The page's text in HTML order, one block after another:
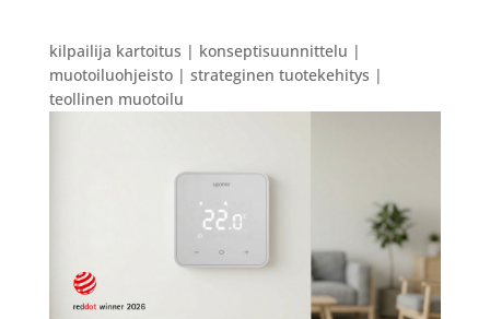
kilpailija kartoitus | konseptisuunnittelu |
muotoiluohjeisto | strateginen tuotekehitys |
teollinen muotoilu